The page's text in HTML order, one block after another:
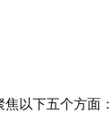
以下五个方面：